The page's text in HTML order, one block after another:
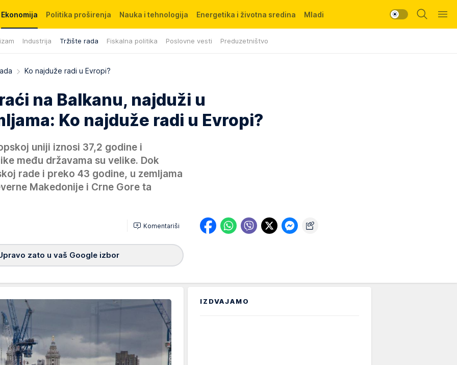
Ekonomija
Industrija Tržište rada Fiskalna politika Poslovne vesti Preduzetništvo
Politika proširenja Nauka i tehnologija Energetika i životna sredina Mladi
Ko najduže radi u Evropi?
na Balkanu, najduži u
Ko najduže radi u Evropi?
uniji iznosi 37,2 godine i
među državama su velike. Dok
rade i preko 43 godine, u zemljama
Makedonije i Crne Gore ta
Komentariši
zato u vaš Google izbor
IZDVAJAMO